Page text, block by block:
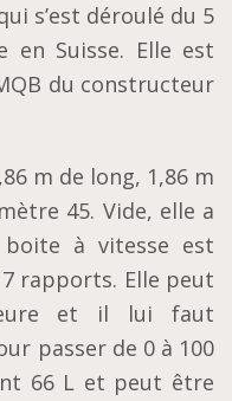
s’est déroulé du 5
en Suisse. Elle est
du constructeur
m de long, 1,86 m
45. Vide, elle a
à vitesse est
rapports. Elle peut
et il lui faut
passer de 0 à 100
66 L et peut être